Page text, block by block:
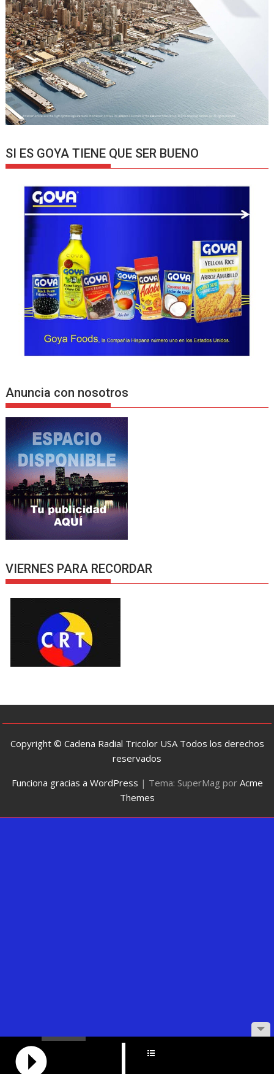
SI ES GOYA TIENE QUE SER BUENO
Anuncia con nosotros
VIERNES PARA RECORDAR
Copyright © Cadena Radial Tricolor USA Todos los derechos
reservados
Funciona gracias a WordPress | Tema: SuperMag por Acme
Themes